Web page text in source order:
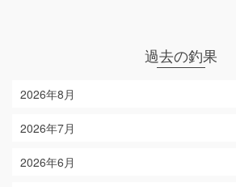
過去の釣果
2026年8月
2026年7月
2026年6月